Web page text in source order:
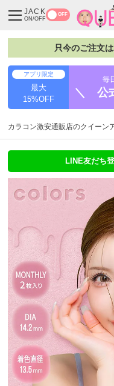
JACK
ON/OFF
OFF
只今のご注文
アプリ限定
最大
15%OFF
毎
＼ 公
カラコン激安通販店のクイーン
LINE友だち